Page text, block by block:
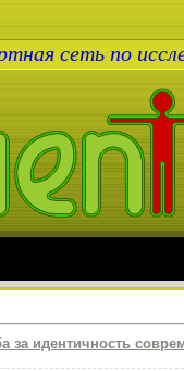
сеть по
за идентичность